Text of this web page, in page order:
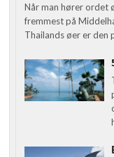
Når man hører ordet
fremmest på
Thailands øer er den